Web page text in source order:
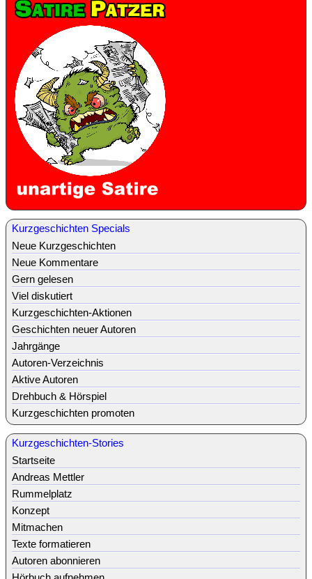
Kurzgeschichten Specials
Neue Kurzgeschichten
Neue Kommentare
Gern gelesen
Viel diskutiert
Kurzgeschichten-Aktionen
Geschichten neuer Autoren
Jahrgänge
Autoren-Verzeichnis
Aktive Autoren
Drehbuch & Hörspiel
Kurzgeschichten promoten
Kurzgeschichten-Stories
Startseite
Andreas Mettler
Rummelplatz
Konzept
Mitmachen
Texte formatieren
Autoren abonnieren